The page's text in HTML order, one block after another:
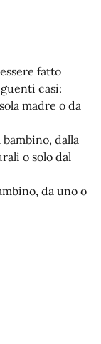
fatto
casi:
madre o da
dalla
o solo dal
da uno o